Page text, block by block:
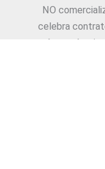
NO
celebra
Asesoría e